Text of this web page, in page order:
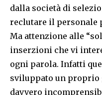
dalla società di
reclutare il personale
Ma attenzione alle
inserzioni che vi
ogni parola. Infatti
sviluppato un proprio
davvero